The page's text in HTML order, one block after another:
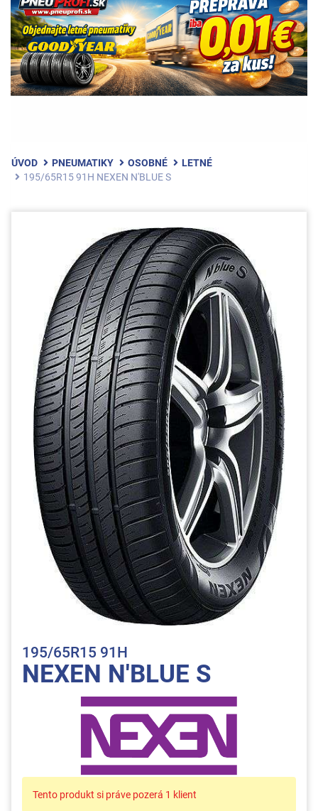
ÚVOD PNEUMATIKY OSOBNÉ
LETNÉ
195/65R15 91H NEXEN N'BLUE S
195/65R15 91H
NEXEN N'BLUE S
Tento produkt si práve pozerá 1 klient